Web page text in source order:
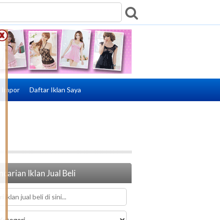
Impor Daftar Iklan Saya
Iklan Jual Beli